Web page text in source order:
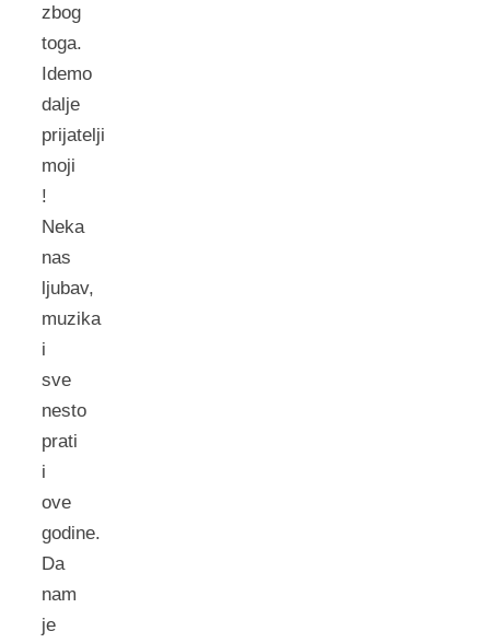
zbog
toga.
Idemo
dalje
prijatelji
moji
!
Neka
nas
ljubav,
muzika
i
sve
nesto
prati
i
ove
godine.
Da
nam
je